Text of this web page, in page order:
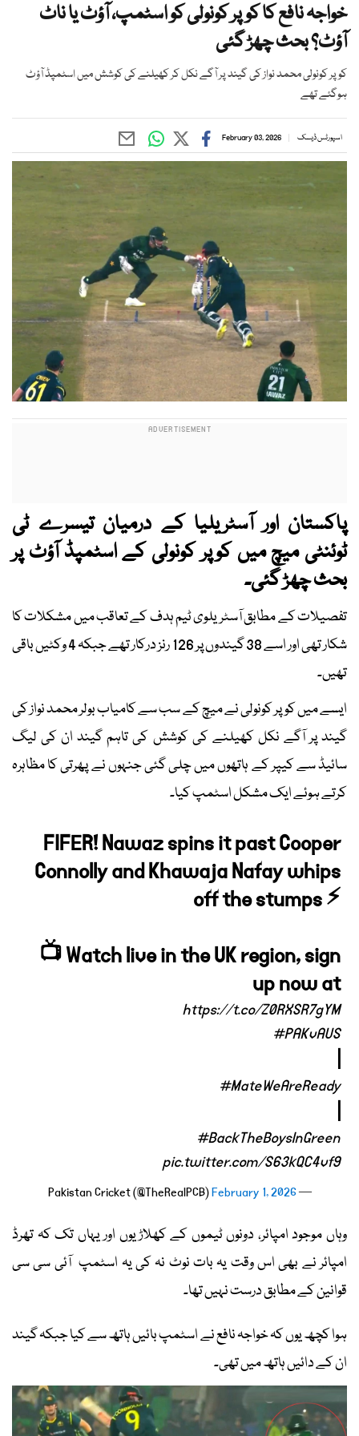
خواجہ نافع کا کوپر کونولی کو اسٹمپ، آؤٹ یا ناٹ
آؤٹ؟ بحث چھڑ گئی
کوپر کونولی محمد نواز کی گیند پر آگے نکل کر کھیلنے کی کوشش میں اسٹمپڈ آؤٹ
ہوگئے تھے
اسپورٹس ڈیسک February 03, 2026
پاکستان اور آسٹریلیا کے درمیان تیسرے ٹی
ٹوئنٹی میچ میں کوپر کونولی کے اسٹمپڈ آؤٹ پر
بحث چھڑ گئی۔
تفصیلات کے مطابق آسٹریلوی ٹیم ہدف کے تعاقب میں مشکلات کا
شکار تھی اور اسے 38 گیندوں پر 126 رنز درکار تھے جبکہ 4 وکٹیں باقی
تھیں۔
ایسے میں کوپر کونولی نے میچ کے سب سے کامیاب بولر محمد نواز کی
گیند پر آگے نکل کھیلنے کی کوشش کی تاہم گیند ان کی لیگ
سائیڈ سے کیپر کے ہاتھوں میں چلی گئی جنہوں نے پھرتی کا مظاہرہ
کرتے ہوئے ایک مشکل اسٹمپ کیا۔
FIFER! Nawaz spins it past Cooper
Connolly and Khawaja Nafay whips
off the stumps ⚡
📺 Watch live in the UK region, sign
up now at
https://t.co/Z0RXSR7gYM
#PAKvAUS
#MateWeAreReady
#BackTheBoysInGreen
pic.twitter.com/S63kQC4vf9
— Pakistan Cricket (@TheRealPCB)
February 1, 2026
وہاں موجود امپائر، دونوں ٹیموں کے کھلاڑیوں اور یہاں تک کہ تھرڈ
امپائر نے بھی اس وقت یہ بات نوٹ نہ کی یہ اسٹمپ آئی سی سی
قوانین کے مطابق درست نہیں تھا۔
ہوا کچھ یوں کہ خواجہ نافع نے اسٹمپ بائیں ہاتھ سے کیا جبکہ گیند
ان کے دائیں ہاتھ میں تھی۔